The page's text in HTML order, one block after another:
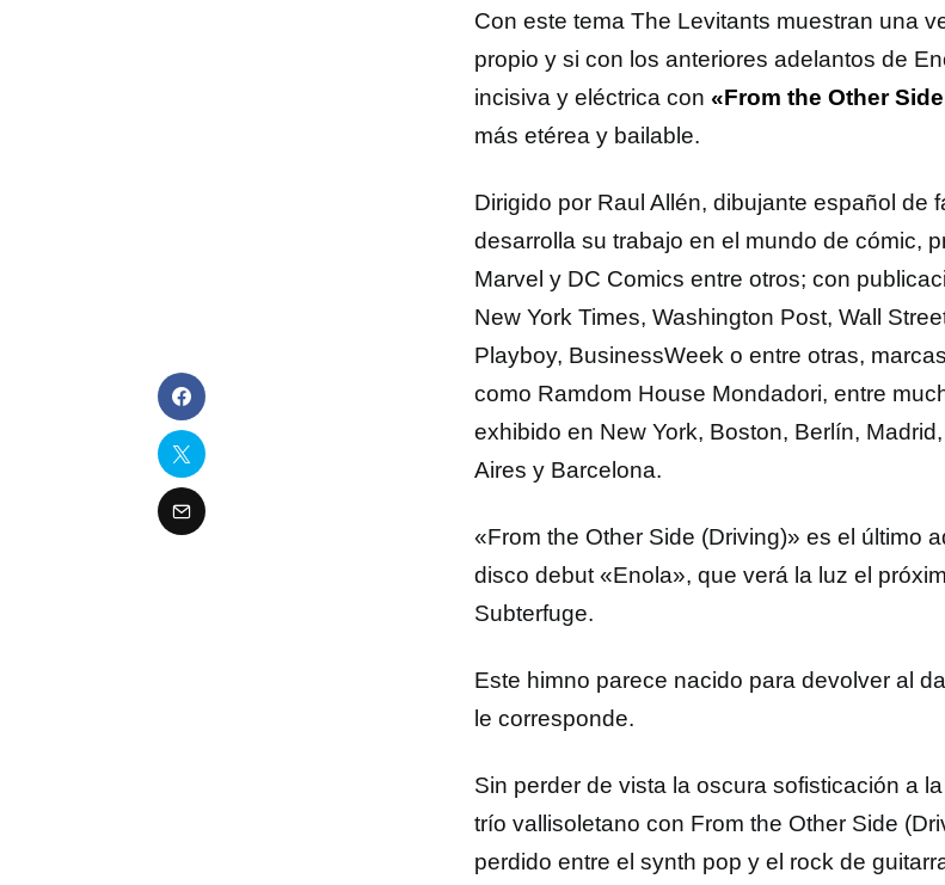
Con este tema The Levitants muestran una
propio y si con los anteriores adelantos de
incisiva y eléctrica con «From the Other
más etérea y bailable.
Dirigido por Raul Allén, dibujante español de
desarrolla su trabajo en el mundo de cómic,
Marvel y DC Comics entre otros; con
New York Times, Washington Post, Wall
Playboy, BusinessWeek o entre otras,
como Ramdom House Mondadori, entre
exhibido en New York, Boston, Berlín,
Aires y Barcelona.
«From the Other Side (Driving)» es el último
disco debut «Enola», que verá la luz el
Subterfuge.
Este himno parece nacido para devolver al
le corresponde.
Sin perder de vista la oscura sofisticación a
trío vallisoletano con From the Other Side
perdido entre el synth pop y el rock de